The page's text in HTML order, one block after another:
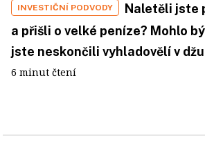
INVESTIČNÍ PODVODY
Naletěli jste
a přišli o velké peníze? Mohlo
jste neskončili vyhladovělí v
6 minut čtení